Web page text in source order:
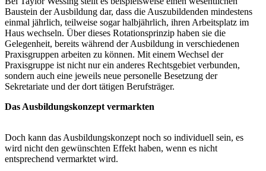
Baustein der Ausbildung dar, dass die Auszubildenden mindestens
einmal jährlich, teilweise sogar halbjährlich, ihren Arbeitsplatz im
Haus wechseln. Über dieses Rotationsprinzip haben sie die
Gelegenheit, bereits während der Ausbildung in verschiedenen
Praxisgruppen arbeiten zu können. Mit einem Wechsel der
Praxisgruppe ist nicht nur ein anderes Rechtsgebiet verbunden,
sondern auch eine jeweils neue personelle Besetzung der
Sekretariate und der dort tätigen Berufsträger.
Das Ausbildungskonzept vermarkten
Doch kann das Ausbildungskonzept noch so individuell sein, es
wird nicht den gewünschten Effekt haben, wenn es nicht
entsprechend vermarktet wird.